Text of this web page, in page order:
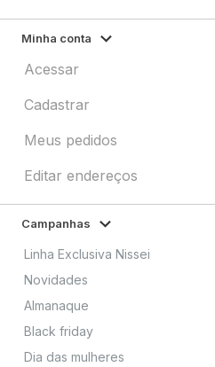
Minha conta
Acessar
Cadastrar
Meus pedidos
Editar endereços
Campanhas
Linha Exclusiva Nissei
Novidades
Almanaque
Black friday
Dia das mulheres